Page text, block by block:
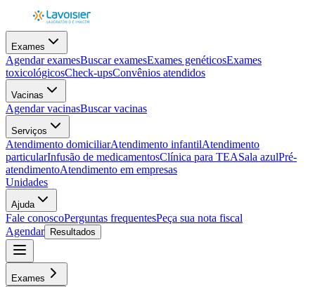
Exames
Agendar examesBuscar examesExames genéticosExames
toxicológicosCheck-upsConvênios atendidos
Vacinas
Agendar vacinasBuscar vacinas
Serviços
Atendimento domiciliarAtendimento infantilAtendimento
particularInfusão de medicamentosClínica para TEASala azulPré-
atendimentoAtendimento em empresas
Unidades
Ajuda
Fale conoscoPerguntas frequentesPeça sua nota fiscal
Agendar
Resultados
Exames